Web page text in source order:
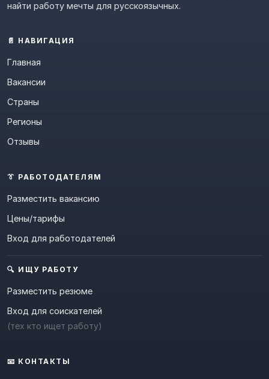
найти работу мечты для русскоязычных.
📄 НАВИГАЦИЯ
Главная
Вакансии
Страны
Регионы
Отзывы
👔 РАБОТОДАТЕЛЯМ
Разместить вакансию
Цены/тарифы
Вход для работодателей
🔍 ИЩУ РАБОТУ
Разместить резюме
Вход для соискателей
(тех кто ищет работу)
📧 КОНТАКТЫ